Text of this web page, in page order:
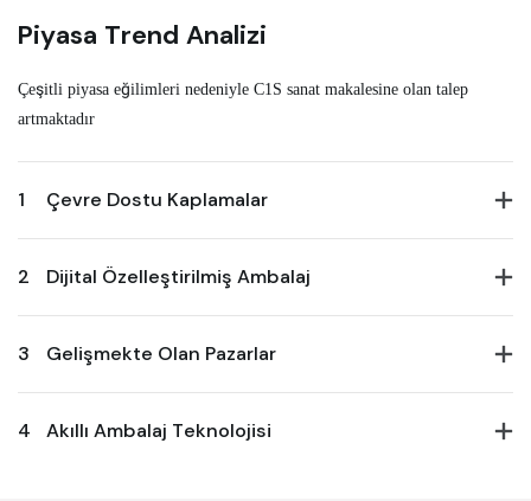
Piyasa Trend Analizi
Çeşitli piyasa eğilimleri nedeniyle C1S sanat makalesine olan talep
artmaktadır
1 Çevre Dostu Kaplamalar
2 Dijital Özelleştirilmiş Ambalaj
3 Gelişmekte Olan Pazarlar
4 Akıllı Ambalaj Teknolojisi